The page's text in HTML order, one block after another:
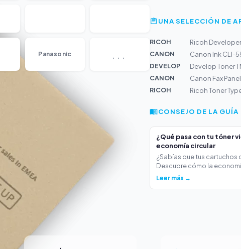
Panasonic ...
UNA SELECCIÓN DE
RICOH
Ricoh
CANON
Canon Ink CLI-
DEVELOP
Develop Toner
CANON
Canon Fax
RICOH
Ricoh Toner
CONSEJO DE LA GUÍA
¿Qué pasa con tu tóner
economía circular
¿Sabías que tus cartuchos
Descubre cómo la
Leer más →